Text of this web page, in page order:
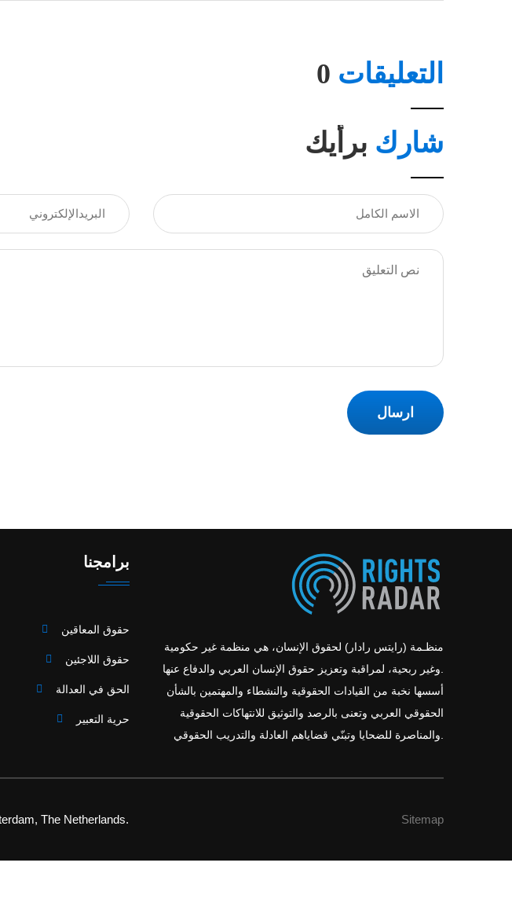
التعليقات
شارك برأيك
ارسال
برامجنا
حقوق المعاقين
حقوق اللاجئين
الحق في العدالة
حرية التعبير
منظـمة (رايتس رادار) لحقوق الإنسان، هي منظمة غير حكومية
أسسها نخبة من القيادات الحقوقية والنشطاء والمهتمين بالشأن
الحقوقي العربي وتعنى بالرصد والتوثيق للانتهاكات الحقوقية
The Netherlands. Sitemap